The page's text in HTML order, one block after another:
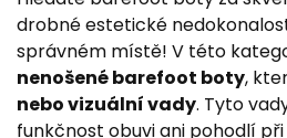
z
5
hvězdiček.
drobné estetické
správném místě! V této
nenošené barefoot boty,
nebo vizuální vady. Tyto
funkčnost obuvi ani pohodlí při